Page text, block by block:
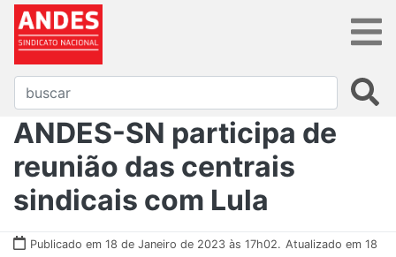
ANDES-SN participa de
reunião das centrais
sindicais com Lula
Publicado em 18 de Janeiro de 2023 às 17h02. Atualizado em 18